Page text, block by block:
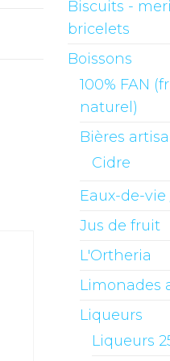
Biscuits -
bricelets
Boissons
100% FAN
naturel)
Bières
Cidre
Eaux-de-
Jus de fruit
L'Ortheria
Limonades
Liqueurs
Liqueurs